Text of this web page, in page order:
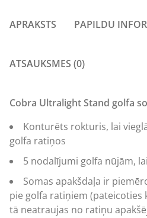
APRAKSTS PAPILDU
ATSAUKSMES (0)
Cobra Ultralight Stand golfa
Konturēts rokturis, lai
golfa ratiņos
5 nodalījumi golfa nūjām,
Somas apakšdaļa ir
pie golfa ratiņiem (pateicoties
tā neatraujas no ratiņu